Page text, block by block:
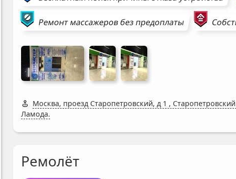
Ремонтмассажеровбез предоплаты
Москва, проезд Старопетровский, д 1 ,
Ламода.
Ремолёт